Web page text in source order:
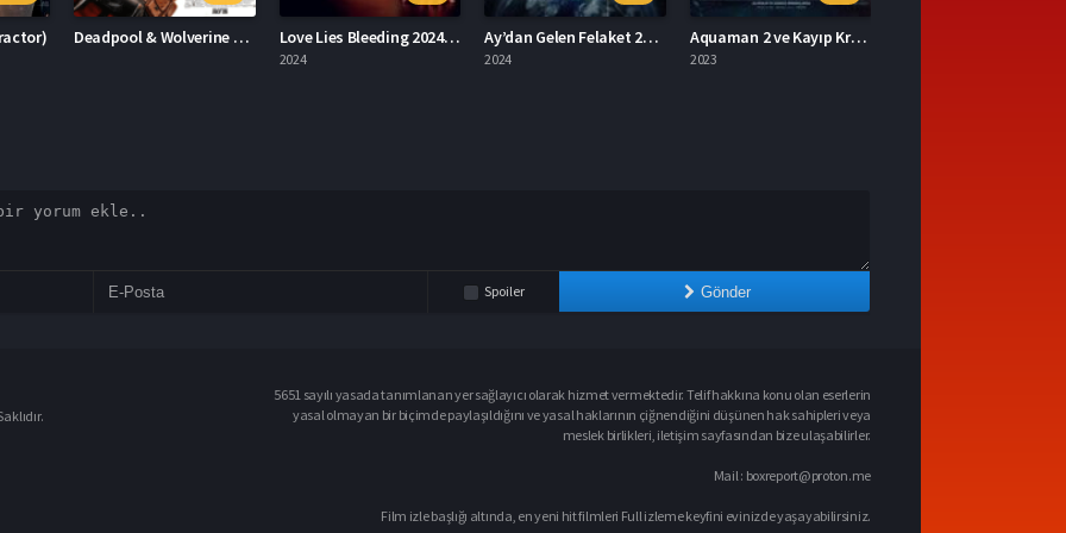
Deadpool & Wolverine Deadpool 3 Love Lies Bleeding 2024 – Aşk Kanayan Yalanlardır 1080p Turkce Dublaj izle Ay’dan Gelen Felaket 2024 – Ay’dan Gelen Felaket 1080p Turkce Dublaj izle
2024
Aquaman 2 ve Kayıp Krallık 2023 – Aquaman 2 ve Kayıp Krallık 1080p Turkce Dublaj izle
2023
Mavka Ormanın Şarkısı 2023 – Yerli Film 1080p Turkce Dublaj izle
2023
Spoiler Gönder
5651 sayılı yasada tanımlanan yer sağlayıcı olarak hizmet vermektedir. Telif hakkına konu olan eserlerin
yasal olmayan bir biçimde paylaşıldığını ve yasal haklarının çiğnendiğini düşünen hak sahipleri veya
meslek birlikleri, iletişim sayfasından bize ulaşabilirler.
Mail : boxreport@proton.me
Film izle başlığı altında, en yeni hit filmleri Full izleme keyfini evinizde yaşayabilirsiniz.